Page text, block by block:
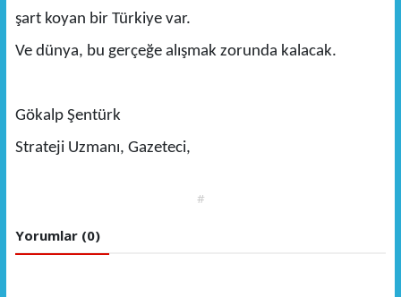
şart koyan bir Türkiye var.
Ve dünya, bu gerçeğe alışmak zorunda kalacak.
Gökalp Şentürk
Strateji Uzmanı, Gazeteci,
#
Yorumlar (0)